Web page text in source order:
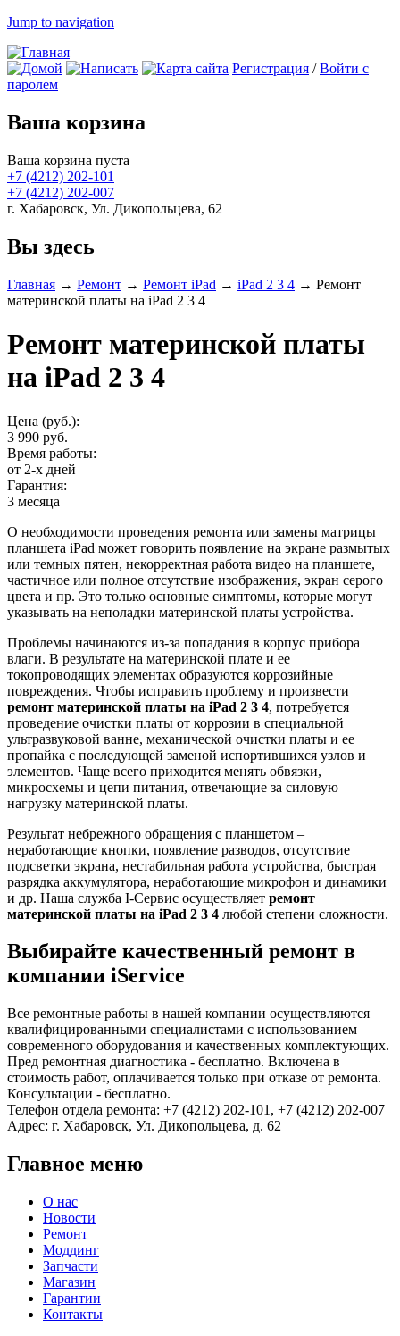
Jump to navigation
Регистрация /Войти с
паролем
Ваша корзина
Ваша корзина пуста
+7 (4212) 202-101
+7 (4212) 202-007
г. Хабаровск, Ул. Дикопольцева, 62
Вы здесь
Главная → Ремонт → Ремонт iPad → iPad 2 3 4 → Ремонт
материнской платы на iPad 2 3 4
Ремонт материнской платы
на iPad 2 3 4
Цена (руб.):
3 990 руб.
Время работы:
от 2-х дней
Гарантия:
3 месяца
О необходимости проведения ремонта или замены матрицы
планшета iPad может говорить появление на экране размытых
или темных пятен, некорректная работа видео на планшете,
частичное или полное отсутствие изображения, экран серого
цвета и пр. Это только основные симптомы, которые могут
указывать на неполадки материнской платы устройства.
Проблемы начинаются из-за попадания в корпус прибора
влаги. В результате на материнской плате и ее
токопроводящих элементах образуются коррозийные
повреждения. Чтобы исправить проблему и произвести
ремонт материнской платы на iPad 2 3 4, потребуется
проведение очистки платы от коррозии в специальной
ультразвуковой ванне, механической очистки платы и ее
пропайка с последующей заменой испортившихся узлов и
элементов. Чаще всего приходится менять обвязки,
микросхемы и цепи питания, отвечающие за силовую
нагрузку материнской платы.
Результат небрежного обращения с планшетом –
неработающие кнопки, появление разводов, отсутствие
подсветки экрана, нестабильная работа устройства, быстрая
разрядка аккумулятора, неработающие микрофон и динамики
и др. Наша служба I-Сервис осуществляет ремонт
материнской платы на iPad 2 3 4 любой степени сложности.
Выбирайте качественный ремонт в
компании iService
Все ремонтные работы в нашей компании осуществляются
квалифицированными специалистами с использованием
современного оборудования и качественных комплектующих.
Пред ремонтная диагностика - бесплатно. Включена в
стоимость работ, оплачивается только при отказе от ремонта.
Консультации - бесплатно.
Телефон отдела ремонта: +7 (4212) 202-101, +7 (4212) 202-007
Адрес: г. Хабаровск, Ул. Дикопольцева, д. 62
Главное меню
О нас
Новости
Ремонт
Моддинг
Запчасти
Магазин
Гарантии
Контакты